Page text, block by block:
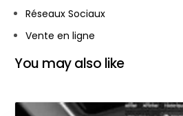
Réseaux Sociaux
Vente en ligne
You may also like